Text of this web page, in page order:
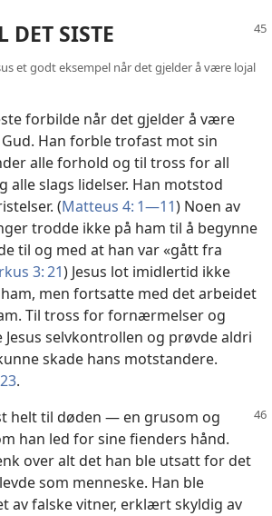
DET SISTE
et godt eksempel når det gjelder å være lojal
forbilde når det gjelder å være
Han forble trofast mot sin
alle forhold og til tross for all
alle slags lidelser. Han motstod
(Matteus 4: 1—11) Noen av
trodde ikke på ham til å begynne
til og med at han var «gått fra
3: 21) Jesus lot imidlertid ikke
men fortsatte med det arbeidet
Til tross for fornærmelser og
selvkontrollen og prøvde aldri
skade hans motstandere.
.
helt til døden — en grusom og
han led for sine fienders hånd.
over alt det han ble utsatt for det
som menneske. Han ble
av falske vitner, erklært skyldig av